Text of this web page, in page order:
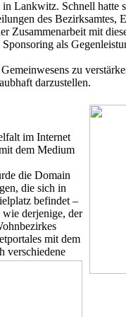
Lankwitz. Schnell hatte
des Bezirksamtes,
Zusammenarbeit mit
als
zu
darzustellen.
im Internet
dem Medium
die Domain
die sich in
befindet –
derjenige, der
mit dem
verschiedene